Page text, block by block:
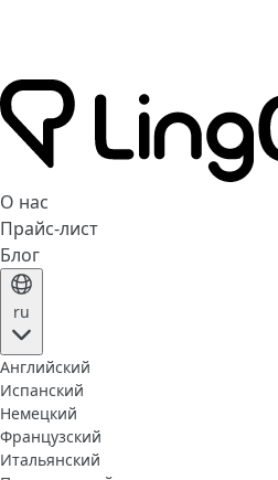
О нас
Прайс-лист
Блог
ru
Английский
Испанский
Немецкий
Французский
Итальянский